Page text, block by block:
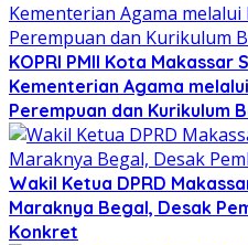
KOPRI PMII Kota Makassar
Kementerian Agama
Perempuan dan Kurikulum
Wakil Ketua DPRD
Maraknya Begal, Desak
Konkret